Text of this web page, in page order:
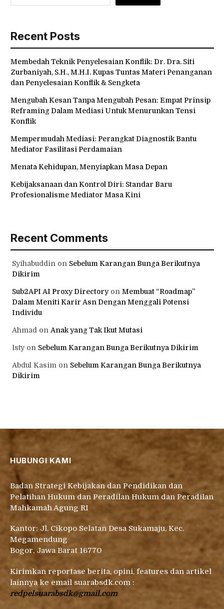
Recent Posts
Membedah Teknik Penyelesaian Konflik: Dr. Dra. Siti
Zurbaniyah, S.H., M.H.I. Kupas Tuntas Materi Penanganan
dan Penyelesaian Konflik & Sengketa
Mengubah Kesan Tanpa Mengubah Pesan: Empat Prinsip
Reframing Dalam Mediasi Untuk Menurunkan Tensi
Konflik
Mempermudah Mediasi: Perangkat Diagnostik Bantu
Mediator Fasilitasi Perdamaian
Menata Kehidupan, Menyiapkan Masa Depan
Kebijaksanaan dan Kontrol Diri: Standar Baru
Profesionalisme Mediator Masa Kini
Recent Comments
Syihabuddin on Sebelum Karangan Bunga Berikutnya
Dikirim
Sub2API AI Proxy Directoryon Membuat “Roadmap”
Dalam Meniti Karir Asn Dengan Menggali Potensi
Individu
Ahmad on Anak yang Tak Ikut Mutasi
Istyon Sebelum Karangan Bunga Berikutnya Dikirim
Abdul Kasim on Sebelum Karangan Bunga Berikutnya
Dikirim
HUBUNGI KAMI
Badan Strategi Kebijakan dan Pendidikan dan
Pelatihan Hukum dan Peradilan Hukum dan Peradilan
Mahkamah Agung RI
Kantor: Jl. Cikopo Selatan Desa Sukamaju, Kec.
Megamendung
Bogor, Jawa Barat 16770
Kirimkan reportase berita, opini, features dan artikel
lainnya ke email suarabsdk.com :
redpelsuarabsdk@gmail.com